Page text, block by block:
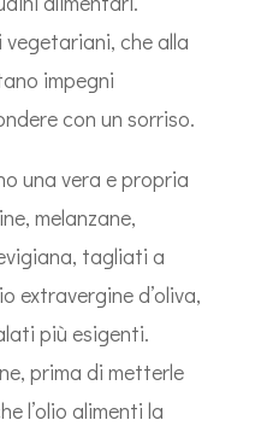
che alla
impegni
con un sorriso.
una vera e propria
melanzane,
tagliati a
extravergine d’oliva,
più esigenti.
prima di metterle
l’olio alimenti la